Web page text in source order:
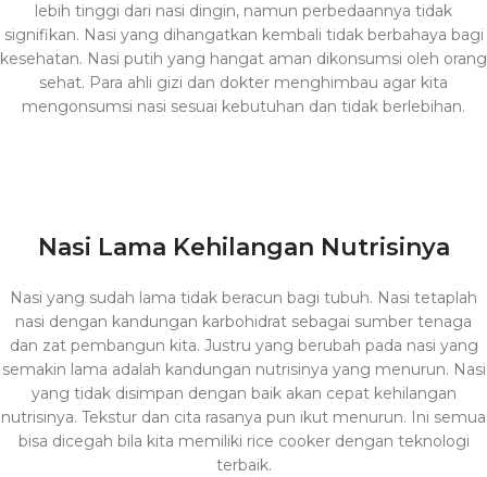
lebih tinggi dari nasi dingin, namun perbedaannya tidak
signifikan. Nasi yang dihangatkan kembali tidak berbahaya bagi
kesehatan. Nasi putih yang hangat aman dikonsumsi oleh orang
sehat. Para ahli gizi dan dokter menghimbau agar kita
mengonsumsi nasi sesuai kebutuhan dan tidak berlebihan.
Nasi Lama Kehilangan Nutrisinya
Nasi yang sudah lama tidak beracun bagi tubuh. Nasi tetaplah
nasi dengan kandungan karbohidrat sebagai sumber tenaga
dan zat pembangun kita. Justru yang berubah pada nasi yang
semakin lama adalah kandungan nutrisinya yang menurun. Nasi
yang tidak disimpan dengan baik akan cepat kehilangan
nutrisinya. Tekstur dan cita rasanya pun ikut menurun. Ini semua
bisa dicegah bila kita memiliki rice cooker dengan teknologi
terbaik.